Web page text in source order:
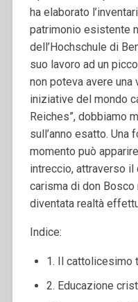
ha elaborato
patrimonio esistente
dell’Hochschule di
suo lavoro ad un
non poteva avere
iniziative del mondo
Reiches”, dobbiamo
sull’anno esatto. Una
momento può
intreccio, attraverso il
carisma di don Bosco
diventata realtà
Indice:
1. Il cattolicesimo
2. Educazione